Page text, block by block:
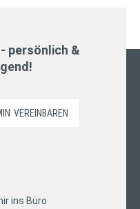
persönlich &
VEREINBAREN
ins Büro